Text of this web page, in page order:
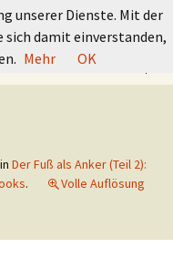
nach:
in Der Fuß als Anker (Teil 2):
.
Volle Auflösung
unserer Dienste. Mit der
sich damit einverstanden,
Mehr OK